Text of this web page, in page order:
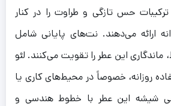
حس تازگی و طراوت را در کنار
ارائه می‌دهند. نت‌های پایانی شامل
ماندگاری این عطر را تقویت می‌کنند. لئو
روزانه، خصوصاً در محیط‌های کاری یا
شیشه این عطر با خطوط هندسی و